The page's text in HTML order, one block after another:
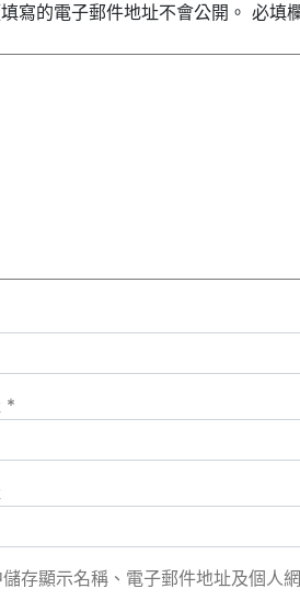
寫的電子郵件地址不會公開。 必填
*
儲存顯示名稱、電子郵件地址及個人